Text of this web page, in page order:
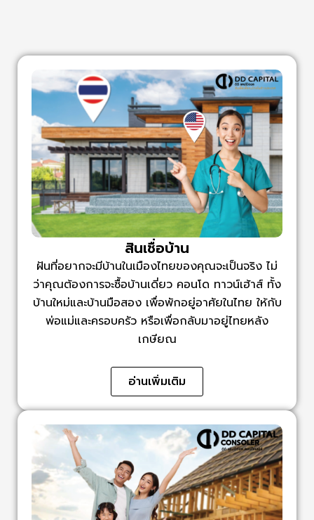
สินเชื่อบ้าน
ฝันที่อยากจะมีบ้านในเมืองไทยของคุณจะเป็นจริง ไม่
ว่าคุณต้องการจะซื้อบ้านเดี่ยว คอนโด ทาวน์เฮ้าส์ ทั้ง
บ้านใหม่และบ้านมือสอง เพื่อพักอยู่อาศัยในไทย ให้กับ
พ่อแม่และครอบครัว หรือเพื่อกลับมาอยู่ไทยหลัง
เกษียณ
อ่านเพิ่มเติม